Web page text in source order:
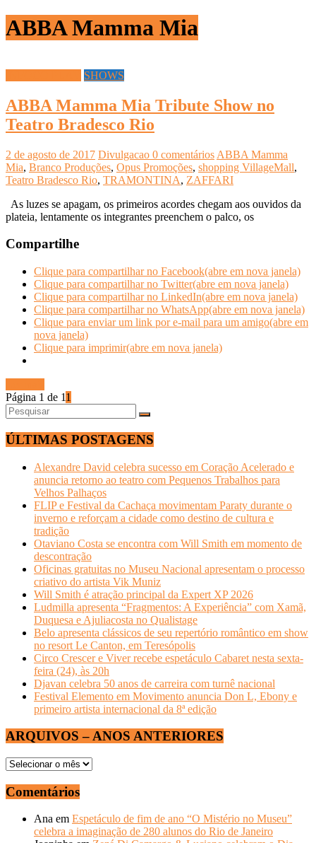
ABBA Mamma Mia
SHOWS
ABBA Mamma Mia Tribute Show no
Teatro Bradesco Rio
2 de agosto de 2017 Divulgacao 0 comentários ABBA Mamma
Mia, Branco Produções, Opus Promoções, shopping VillageMall,
Teatro Bradesco Rio, TRAMONTINA, ZAFFARI
As luzes se apagam, os primeiros acordes chegam aos ouvidos da
plateia, lentamente os integrantes preenchem o palco, os
Compartilhe
Clique para compartilhar no Facebook(abre em nova janela)
Clique para compartilhar no Twitter(abre em nova janela)
Clique para compartilhar no LinkedIn(abre em nova janela)
Clique para compartilhar no WhatsApp(abre em nova janela)
Clique para enviar um link por e-mail para um amigo(abre em
nova janela)
Clique para imprimir(abre em nova janela)
Página 1 de 11
ÚLTIMAS POSTAGENS
Alexandre David celebra sucesso em Coração Acelerado e
anuncia retorno ao teatro com Pequenos Trabalhos para
Velhos Palhaços
FLIP e Festival da Cachaça movimentam Paraty durante o
inverno e reforçam a cidade como destino de cultura e
tradição
Otaviano Costa se encontra com Will Smith em momento de
descontração
Oficinas gratuitas no Museu Nacional apresentam o processo
criativo do artista Vik Muniz
Will Smith é atração principal da Expert XP 2026
Ludmilla apresenta “Fragmentos: A Experiência” com Xamã,
Duquesa e Ajuliacosta no Qualistage
Belo apresenta clássicos de seu repertório romântico em show
no resort Le Canton, em Teresópolis
Circo Crescer e Viver recebe espetáculo Cabaret nesta sexta-
feira (24), às 20h
Djavan celebra 50 anos de carreira com turnê nacional
Festival Elemento em Movimento anuncia Don L, Ebony e
primeiro artista internacional da 8ª edição
ARQUIVOS – ANOS ANTERIORES
ARQUIVOS
ANOS
ANTERIORES
Comentários
Ana em Espetáculo de fim de ano “O Mistério no Museu”
celebra a imaginação de 280 alunos do Rio de Janeiro